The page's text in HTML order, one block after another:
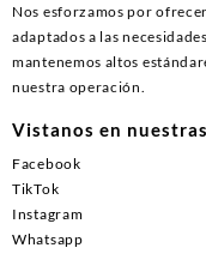
Nos esforzamos por
adaptados a las
mantenemos altos
nuestra operación.
Vistanos en
Facebook
TikTok
Instagram
Whatsapp